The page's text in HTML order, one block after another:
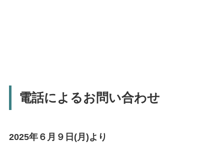
電話によるお問い合わせ
2025年６月９日(月)より